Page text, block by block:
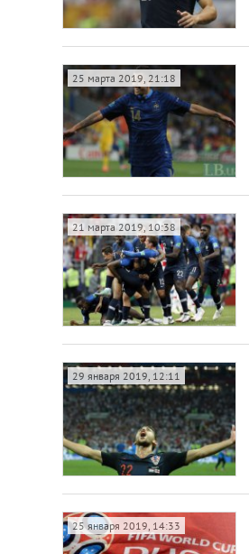
25 марта 2019, 21:18
21 марта 2019, 10:38
29 января 2019, 12:11
25 января 2019, 14:33